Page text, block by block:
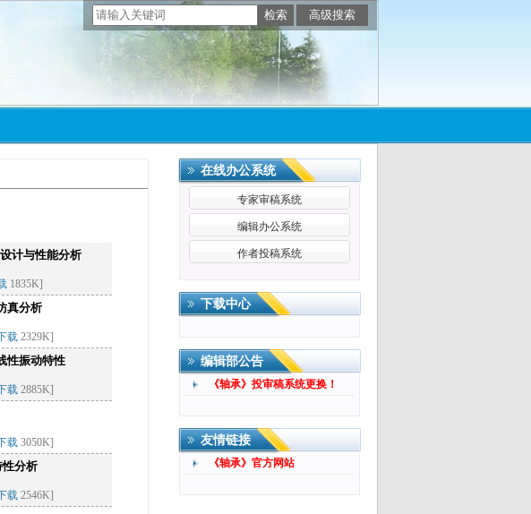
计与性能分析
1835K]
真分析
载 2329K]
性振动特性
载 2885K]
载 3050K]
性分析
载 2546K]
在线办公系统
专家审稿系统
编辑办公系统
作者投稿系统
下载中心
编辑部公告
《轴承》投审稿系统更换！
友情链接
《轴承》官方网站